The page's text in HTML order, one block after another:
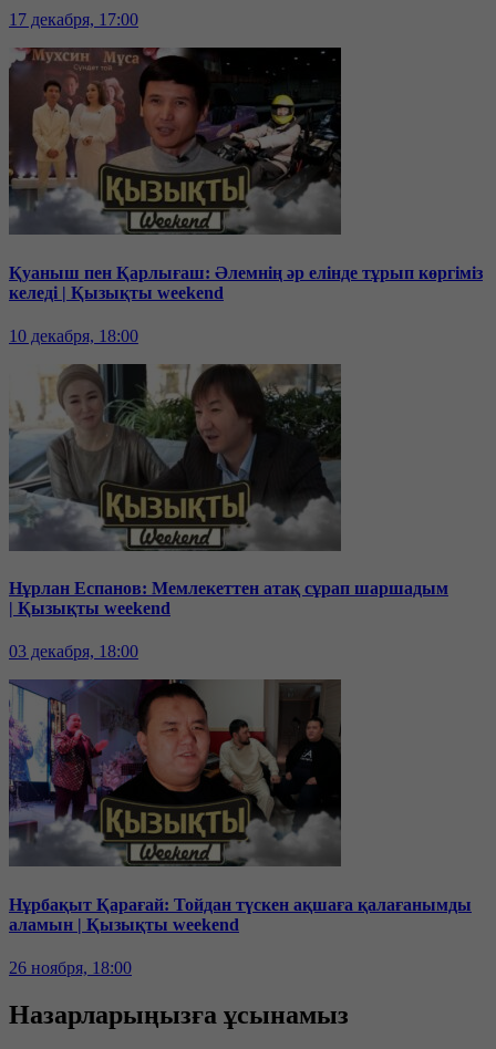
17 декабря, 17:00
Қуаныш пен Қарлығаш: Әлемнің әр елінде тұрып көргіміз
келеді | Қызықты weekend
10 декабря, 18:00
Нұрлан Еспанов: Мемлекеттен атақ сұрап шаршадым
| Қызықты weekend
03 декабря, 18:00
Нұрбақыт Қарағай: Тойдан түскен ақшаға қалағанымды
аламын | Қызықты weekend
26 ноября, 18:00
Назарларыңызға ұсынамыз